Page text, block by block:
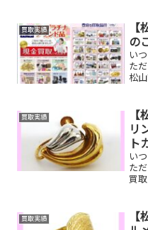
買取実績
【
の
い
た
松
た
な
買取実績
リ
ト
い
た
買
る
吉
買取実績